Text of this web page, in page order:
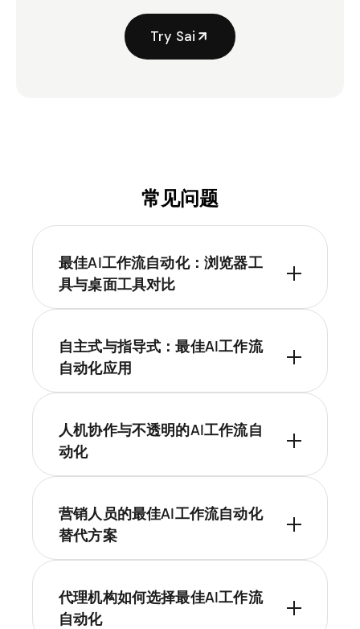
Try Sai
常见问题
最佳AI工作流自动化：浏览器工
具与桌面工具对比
自主式与指导式：最佳AI工作流
自动化应用
人机协作与不透明的AI工作流自
动化
营销人员的最佳AI工作流自动化
替代方案
代理机构如何选择最佳AI工作流
自动化